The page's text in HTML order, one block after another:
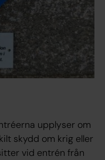
upplyser om
skydd om krig eller
vid entrén från